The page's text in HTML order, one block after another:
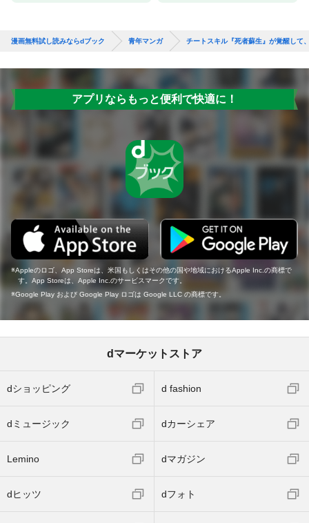
漫画無料試し読みならdブック 青年マンガ チートスキル『死者蘇生』が覚醒し
アプリならもっと便利で快適に！
Appleのロゴ、App Storeは、米国もしくはその他の国や地域におけるApple Inc.の商標で
す。App Storeは、Apple Inc.のサービスマークです。
Google Play および Google Play ロゴは Google LLC の商標です。
dマーケットストア
dショッピング d fashion
dミュージック dカーシェア
Lemino dマガジン
dヒッツ dフォト